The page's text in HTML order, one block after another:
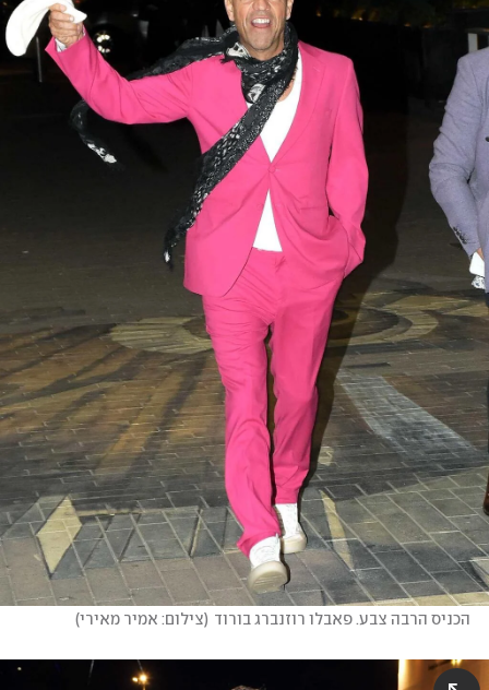
הכניס הרבה צבע. פאבלו רוזנברג בורוד (צילום: אמיר מאירי)